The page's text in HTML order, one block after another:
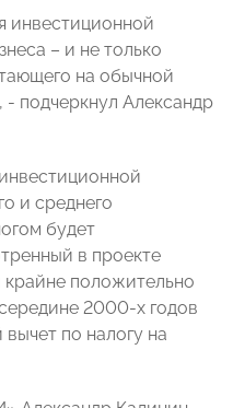
инвестиционной
– и не только
на обычной
подчеркнул Александр
и среднего
будет
в проекте
положительно
2000-х годов
по налогу на